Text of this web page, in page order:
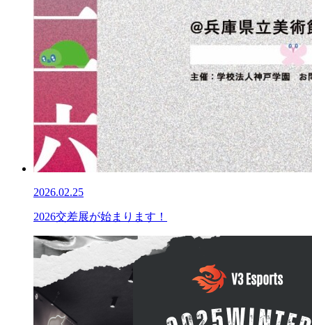
2026.02.25
2026交差展が始まります！